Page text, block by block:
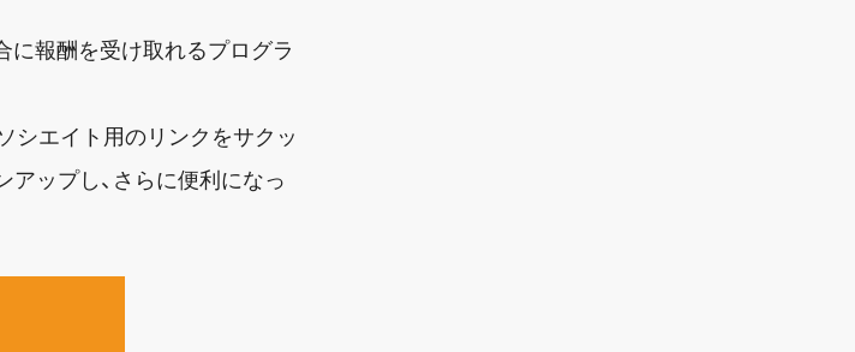
に報酬を受け取れるプログラ
シエイト用のリンクをサクッ
アップし、さらに便利になっ